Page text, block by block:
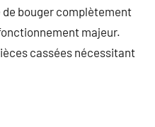
de bouger complètement
majeur.
cassées nécessitant